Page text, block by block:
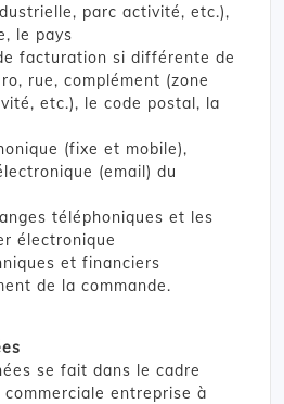
parc activité, etc.),
le pays
facturation si différente de
rue, complément (zone
etc.), le code postal, la
(fixe et mobile),
(email) du
téléphoniques et les
électronique
et financiers
de la commande.
se fait dans le cadre
entreprise à